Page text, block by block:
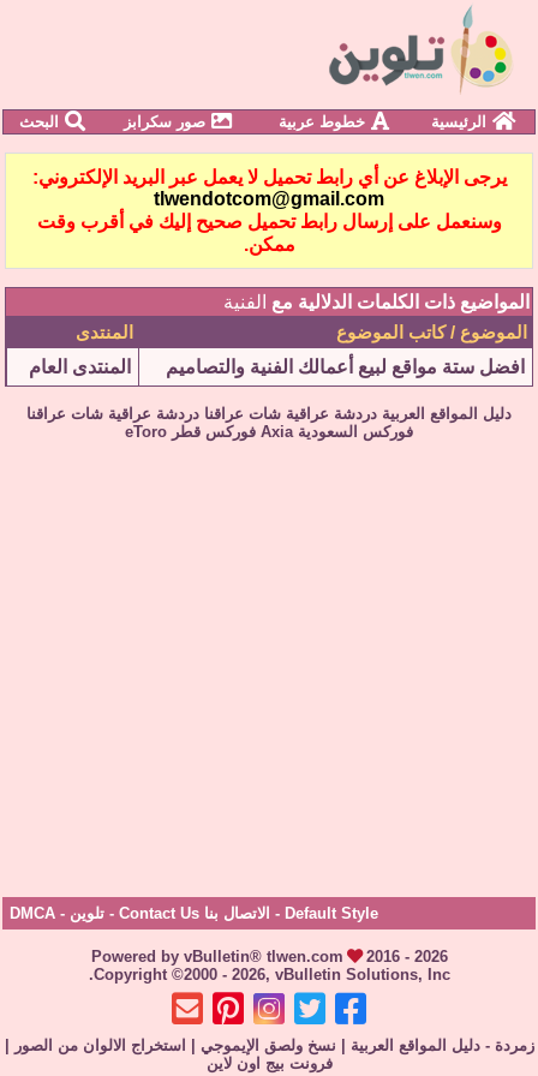
الرئيسية خطوط عربية صور سكرابز البحث
يرجى الإبلاغ عن أي رابط تحميل لا يعمل عبر البريد الإلكتروني:
tlwendotcom@gmail.com
وسنعمل على إرسال رابط تحميل صحيح إليك في أقرب وقت
ممكن.
المواضيع ذات الكلمات الدلالية مع الفنية
الموضوع / كاتب الموضوع المنتدى
افضل ستة مواقع لبيع أعمالك الفنية والتصاميم المنتدى العام
دليل المواقع العربية دردشة عراقية شات عراقنا دردشة عراقية شات عراقنا
فوركس السعودية Axia فوركس قطر eToro
Default Style
- الاتصال بنا Contact Us - تلوين -
DMCA
Powered by vBulletin® tlwen.com
2016 - 2026
Copyright ©2000 - 2026, vBulletin Solutions, Inc.
زمردة - دليل المواقع العربية نسخ ولصق الإيموجي استخراج الالوان من الصور
فرونت بيج اون لاين